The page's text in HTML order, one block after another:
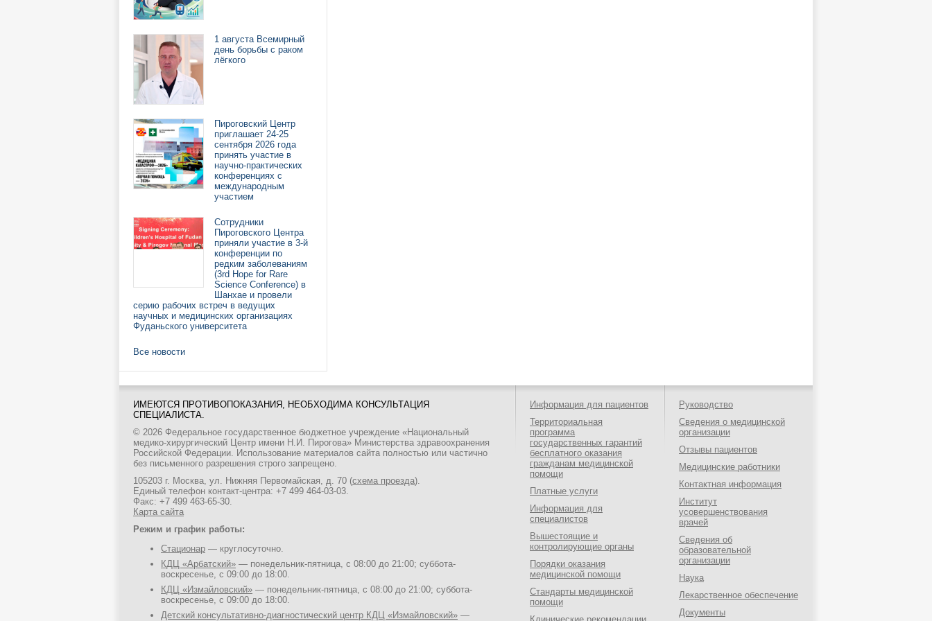
1 августа Всемирный
день борьбы с раком
лёгкого
Пироговский Центр
приглашает 24-25
сентября 2026 года
принять участие в
научно-практических
конференциях с
международным
участием
Сотрудники
Пироговского Центра
приняли участие в 3-й
конференции по
редким заболеваниям
(3rd Hope for Rare
Science Conference) в
Шанхае и провели
серию рабочих встреч в ведущих
научных и медицинских организациях
Фуданьского университета
Все новости
ИМЕЮТСЯ ПРОТИВОПОКАЗАНИЯ, НЕОБХОДИМА КОНСУЛЬТАЦИЯ
СПЕЦИАЛИСТА.
© 2026 Федеральное государственное бюджетное учреждение «Национальный
медико-хирургический Центр имени Н.И. Пирогова» Министерства здравоохранения
Российской Федерации. Использование материалов сайта полностью или частично
без письменного разрешения строго запрещено.
105203 г. Москва, ул. Нижняя Первомайская, д. 70 (схема проезда).
Единый телефон контакт-центра: +7 499 464-03-03.
Факс: +7 499 463-65-30.
Карта сайта
Режим и график работы:
Стационар — круглосуточно.
КДЦ «Арбатский» — понедельник-пятница, с 08:00 до 21:00; суббота-
воскресенье, с 09:00 до 18:00.
КДЦ «Измайловский» — понедельник-пятница, с 08:00 до 21:00; суббота-
воскресенье, с 09:00 до 18:00.
Детский консультативно-диагностический центр КДЦ «Измайловский» —
Информация для пациентов
Территориальная
программа
государственных гарантий
бесплатного оказания
гражданам медицинской
помощи
Платные услуги
Информация для
специалистов
Вышестоящие и
контролирующие органы
Порядки оказания
медицинской помощи
Стандарты медицинской
помощи
Руководство
Сведения о медицинской
организации
Отзывы пациентов
Медицинские работники
Контактная информация
Институт
усовершенствования
врачей
Сведения об
образовательной
организации
Наука
Лекарственное обеспечение
Документы